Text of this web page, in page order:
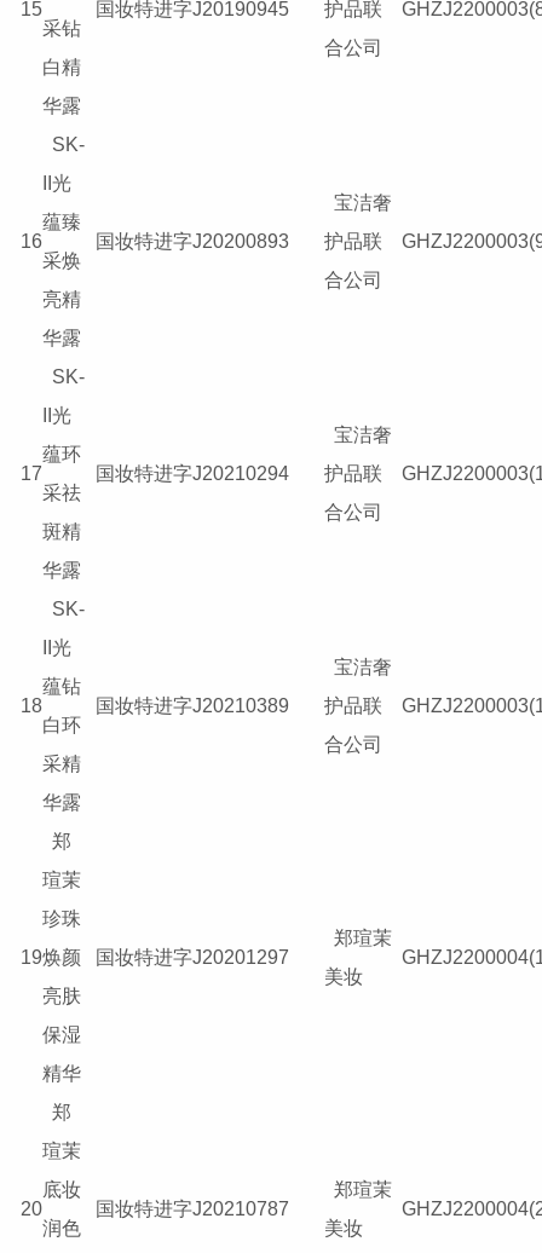
15
采钻
白精
华露
国妆特进字J20190945
护品联
合公司
16
SK-
II光
蕴臻
采焕
亮精
华露
国妆特进字J20200893
宝洁奢
护品联
合公司
17
SK-
II光
蕴环
采祛
斑精
华露
国妆特进字J20210294
宝洁奢
护品联
合公司
18
SK-
II光
蕴钻
白环
采精
华露
国妆特进字J20210389
宝洁奢
护品联
合公司
19
郑
瑄茉
珍珠
焕颜
亮肤
保湿
精华
国妆特进字J20201297
郑瑄茉
美妆
20
郑
瑄茉
底妆
润色
国妆特进字J20210787
郑瑄茉
美妆